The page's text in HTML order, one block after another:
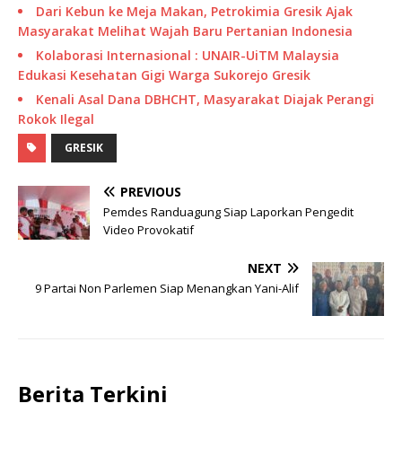
Dari Kebun ke Meja Makan, Petrokimia Gresik Ajak
Masyarakat Melihat Wajah Baru Pertanian Indonesia
Kolaborasi Internasional : UNAIR-UiTM Malaysia
Edukasi Kesehatan Gigi Warga Sukorejo Gresik
Kenali Asal Dana DBHCHT, Masyarakat Diajak Perangi
Rokok Ilegal
GRESIK
PREVIOUS
Pemdes Randuagung Siap Laporkan Pengedit
Video Provokatif
NEXT
9 Partai Non Parlemen Siap Menangkan Yani-Alif
Berita Terkini